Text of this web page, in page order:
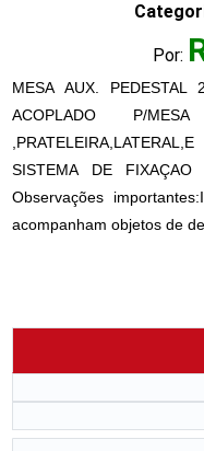
Por:
MESA AUX.
ACOPLADO P/
SISTEMA DE FIXAÇAO
Observações
acompanham objetos de